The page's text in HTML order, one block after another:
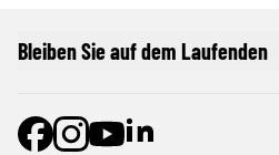
Bleiben Sie auf dem Laufenden